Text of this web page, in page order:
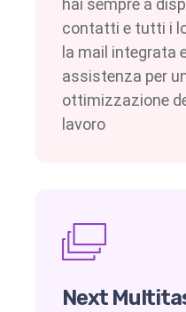
hai sempre a
contatti e tutti i
la mail integrata
assistenza per
ottimizzazione
lavoro
Next